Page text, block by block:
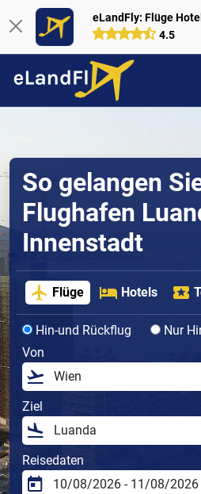
eLandFly: Flüge
4.5
So gelangen
Flughafen
Innenstadt
Flüge Hotels
Hin-und Rückflug Nur
Von
Ziel
Reisedaten